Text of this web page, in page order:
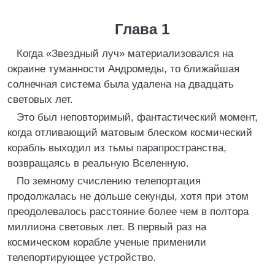
Глава 1
Когда «Звездный луч» материализовался на
окраине туманности Андромеды, то ближайшая
солнечная система была удалена на двадцать
световых лет.
Это был неповторимый, фантастический момент,
когда отливающий матовым блеском космический
корабль выходил из тьмы парапространства,
возвращаясь в реальную Вселенную.
По земному счислению телепортация
продолжалась не дольше секунды, хотя при этом
преодолевалось расстояние более чем в полтора
миллиона световых лет. В первый раз на
космическом корабле ученые применили
телепортирующее устройство.